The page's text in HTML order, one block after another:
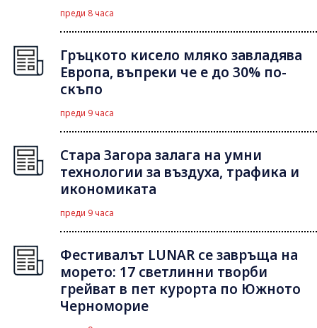
преди 8 часа
Гръцкото кисело мляко завладява
Европа, въпреки че е до 30% по-
скъпо
преди 9 часа
Стара Загора залага на умни
технологии за въздуха, трафика и
икономиката
преди 9 часа
Фестивалът LUNAR се завръща на
морето: 17 светлинни творби
грейват в пет курорта по Южното
Черноморие